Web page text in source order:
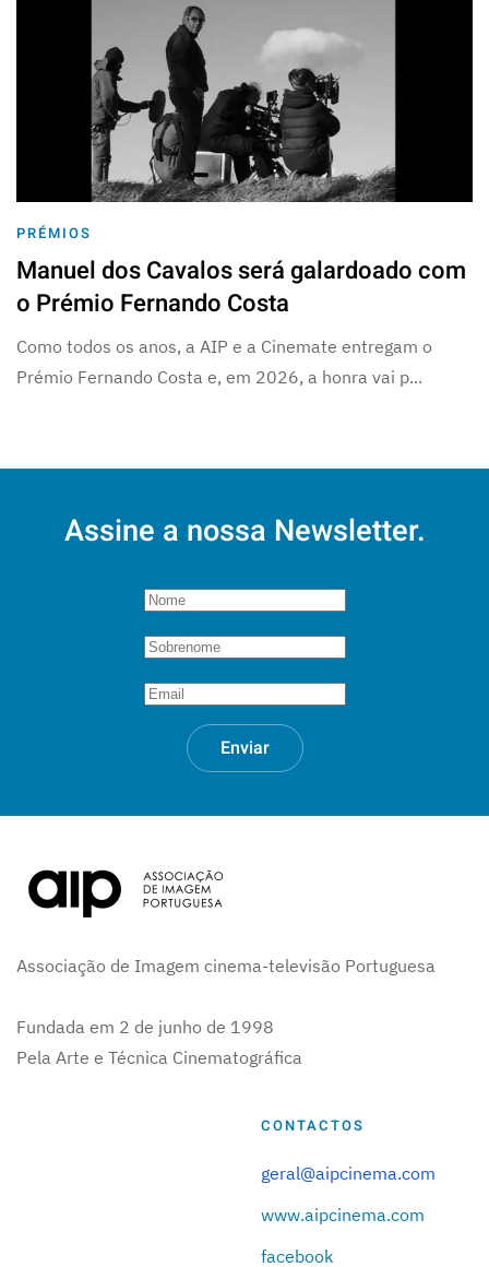
PRÉMIOS
Manuel dos Cavalos será galardoado com
o Prémio Fernando Costa
Como todos os anos, a AIP e a Cinemate entregam o
Prémio Fernando Costa e, em 2026, a honra vai p...
Assine a nossa Newsletter.
Enviar
Associação de Imagem cinema-televisão Portuguesa
Fundada em 2 de junho de 1998
Pela Arte e Técnica Cinematográfica
CONTACTOS
geral@aipcinema.com
www.aipcinema.com
facebook